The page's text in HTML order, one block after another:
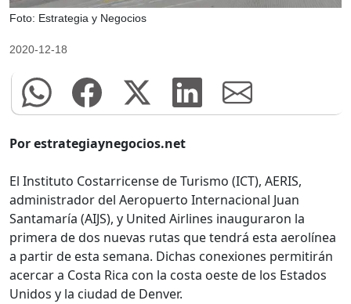
Foto: Estrategia y Negocios
2020-12-18
Por estrategiaynegocios.net
El Instituto Costarricense de Turismo (ICT), AERIS,
administrador del Aeropuerto Internacional Juan
Santamaría (AIJS), y United Airlines inauguraron la
primera de dos nuevas rutas que tendrá esta aerolínea
a partir de esta semana. Dichas conexiones permitirán
acercar a Costa Rica con la costa oeste de los Estados
Unidos y la ciudad de Denver.